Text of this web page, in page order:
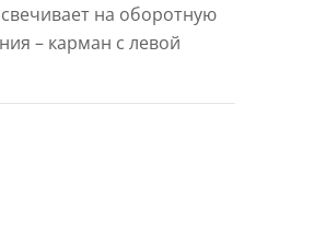
на оборотную
– карман с левой